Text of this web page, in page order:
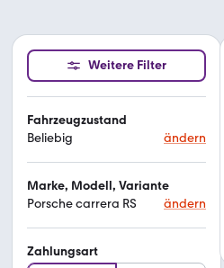
Weitere Filter
Fahrzeugzustand
Beliebig
ändern
Marke, Modell, Variante
Porsche carrera RS
ändern
Zahlungsart